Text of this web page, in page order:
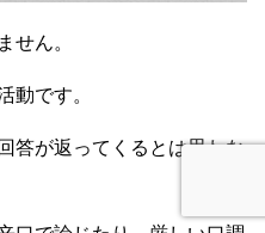
せん。
動です。
答が返ってくるとは思わな